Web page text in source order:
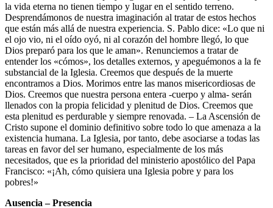
la vida eterna no tienen tiempo y lugar en el sentido terreno.
Desprendámonos de nuestra imaginación al tratar de estos hechos
que están más allá de nuestra experiencia. S. Pablo dice: «Lo que ni
el ojo vio, ni el oído oyó, ni al corazón del hombre llegó, lo que
Dios preparó para los que le aman». Renunciemos a tratar de
entender los «cómos», los detalles externos, y apeguémonos a la fe
substancial de la Iglesia. Creemos que después de la muerte
encontramos a Dios. Morimos entre las manos misericordiosas de
Dios. Creemos que nuestra persona entera -cuerpo y alma- serán
llenados con la propia felicidad y plenitud de Dios. Creemos que
esta plenitud es perdurable y siempre renovada. – La Ascensión de
Cristo supone el dominio definitivo sobre todo lo que amenaza a la
existencia humana. La Iglesia, por tanto, debe asociarse a todas las
tareas en favor del ser humano, especialmente de los más
necesitados, que es la prioridad del ministerio apostólico del Papa
Francisco: «¡Ah, cómo quisiera una Iglesia pobre y para los
pobres!»
Ausencia – Presencia